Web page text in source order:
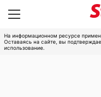
На информационном ресурсе
Оставаясь на сайте, вы
использование.